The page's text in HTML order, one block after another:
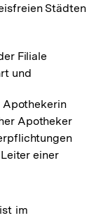
Städten
Filiale
und
Apothekerin
Apotheker
einer
im